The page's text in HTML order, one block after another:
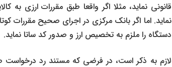
قانونی نماید، مثلا اگر واقعا طبق مقررات ارزی به
نماید. اما اگر بانک مرکزی در اجرای صحیح مقررات
دستگاه را ملزم به تخصیص ارز و صدور کد ساتا نماید.
لازم به ذکر است، در فرضی که مستند رد درخواست